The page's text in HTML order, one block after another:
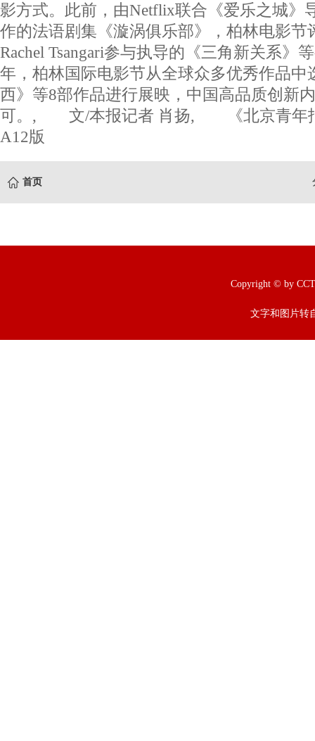
影方式。此前，由Netflix联合《爱乐之城》
作的法语剧集《漩涡俱乐部》，柏林电影节
Rachel Tsangari参与执导的《三角新关系》
年，柏林国际电影节从全球众多优秀作品中
西》等8部作品进行展映，中国高品质创新
可。, 文/本报记者 肖扬, 《北京青年报
A12版
首页
Copyright © by
文字和图片转